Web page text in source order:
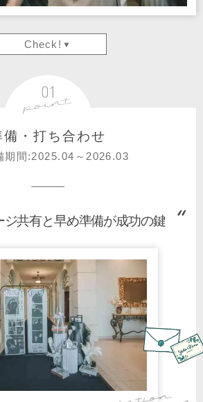
Check!
備・打ち合わせ
期間:2025.04～2026.03
ジ共有と早め準備が成功の鍵